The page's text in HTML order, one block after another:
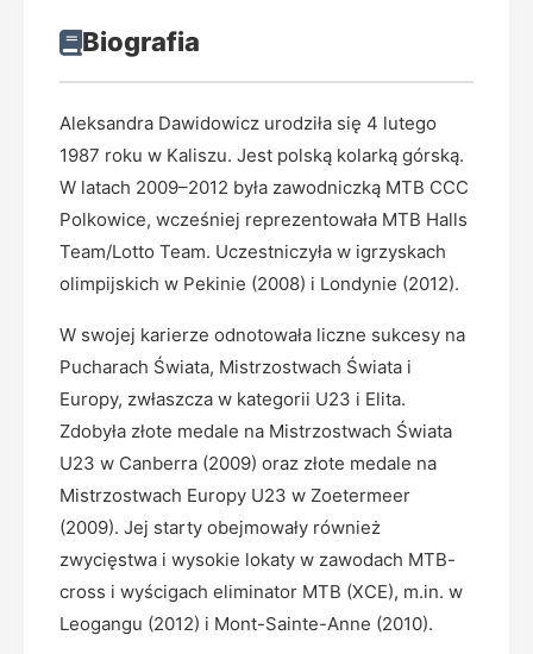
Biografia
Aleksandra Dawidowicz urodziła się 4 lutego
1987 roku w Kaliszu. Jest polską kolarką górską.
W latach 2009–2012 była zawodniczką MTB CCC
Polkowice, wcześniej reprezentowała MTB Halls
Team/Lotto Team. Uczestniczyła w igrzyskach
olimpijskich w Pekinie (2008) i Londynie (2012).
W swojej karierze odnotowała liczne sukcesy na
Pucharach Świata, Mistrzostwach Świata i
Europy, zwłaszcza w kategorii U23 i Elita.
Zdobyła złote medale na Mistrzostwach Świata
U23 w Canberra (2009) oraz złote medale na
Mistrzostwach Europy U23 w Zoetermeer
(2009). Jej starty obejmowały również
zwycięstwa i wysokie lokaty w zawodach MTB-
cross i wyścigach eliminator MTB (XCE), m.in. w
Leogangu (2012) i Mont-Sainte-Anne (2010).